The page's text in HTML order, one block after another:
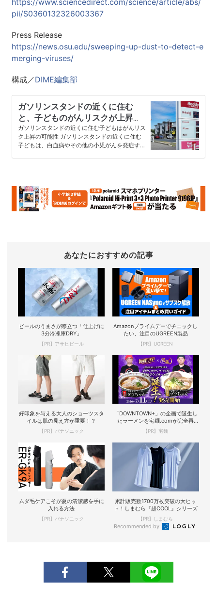
https://www.sciencedirect.com/science/article/abs/
pii/S0360132326003367
Press Release
https://news.osu.edu/sweeping-up-dust-to-detect-e
merging-viruses/
構成／DIME編集部
ガソリンスタンドの近くに住む
と、子どものがんリスクが上昇す
る可能性がある理由
ガソリンスタンドの近くに住む子どもはがんリス
ク上昇の可能性 ガソリンスタンドの近くに住む
子どもは、白血病やその他の小児がんを発症する
あなたにおすすめの記事
ビールのうまさが際立つ「仕上げに
3分冷凍庫DRY」
【PR】アサヒビール
Amazonプライムデーでチェックし
たい、注目のUGREEN製品
【PR】UGREEN
好印象を与える大人のショーツスタ
イルは肌の見え方が重要！？
【PR】パナソニック
「DOWNTOWN+」の企画で誕生し
たラーメンを宅麺.comが完全再
現！
【PR】宅麺
ムダ毛ケアこそが夏の清潔感を手に
入れる方法
【PR】パナソニック
累計販売数1700万枚突破の大ヒッ
ト！しまむら『超COOL』シリーズ
【PR】しまむら
Recommended by